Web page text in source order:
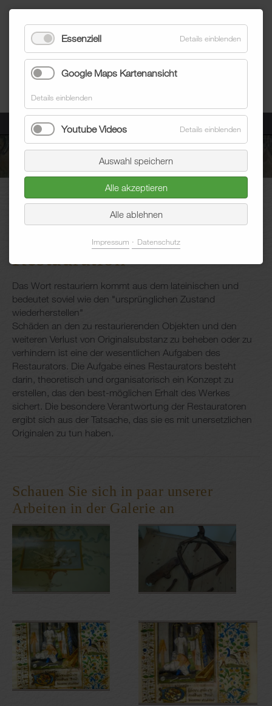
Menü
Polsterarbeiten
Restauration
Das Wort restauriern kommt aus dem lateinischen und
bedeutet soviel wie den "ursprünglichen Zustand
wiederherstellen"
Schäden an den zu restaurierenden Objekten und den
weiteren Verlust von Originalsubstanz zu beheben oder zu
verhindern ist eine der wesentlichen Aufgaben des
Restaurators. Die Aufgabe eines Restaurators besteht
darin, theoretisch und organisatorisch ein Konzept zu
erstellen, das den best-möglichen Erhalt des Werkes
sichert. Die besondere Verantwortung der Restauratoren
ergibt sich aus der Tatsache, das sie es mit unersetzlichen
Originalen zu tun haben.
Schauen Sie sich in paar unserer
Arbeiten in der Galerie an
Essenziell Details einblenden
Google Maps Kartenansicht
Details einblenden
Youtube Videos Details einblenden
Auswahl speichern
Alle akzeptieren
Alle ablehnen
Impressum Datenschutz